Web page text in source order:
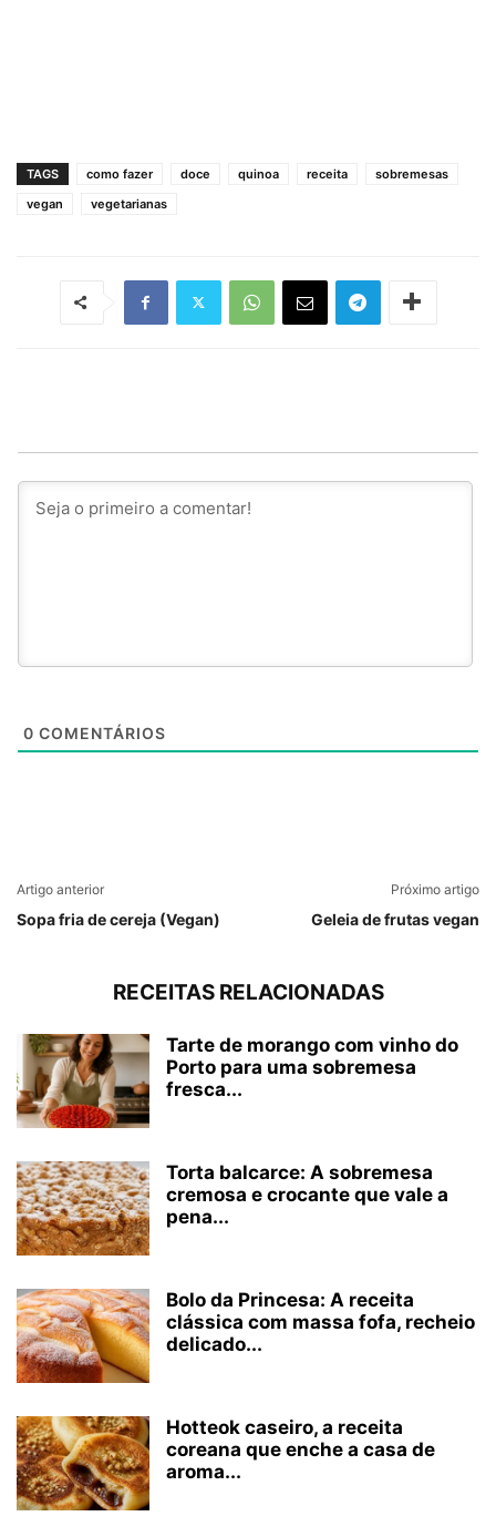
TAGS como fazer doce quinoa receita
sobremesas
vegan
vegetarianas
0 COMENTÁRIOS
Artigo anterior
Sopa fria de cereja (Vegan)
Próximo artigo
Geleia de frutas vegan
RECEITAS RELACIONADAS
Tarte de morango com vinho do
Porto para uma sobremesa
fresca...
Torta balcarce: A sobremesa
cremosa e crocante que vale a
pena...
Bolo da Princesa: A receita
clássica com massa fofa, recheio
delicado...
Hotteok caseiro, a receita
coreana que enche a casa de
aroma...